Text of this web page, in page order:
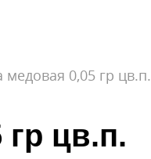
медовая 0,05 гр цв.п.
цв.п.